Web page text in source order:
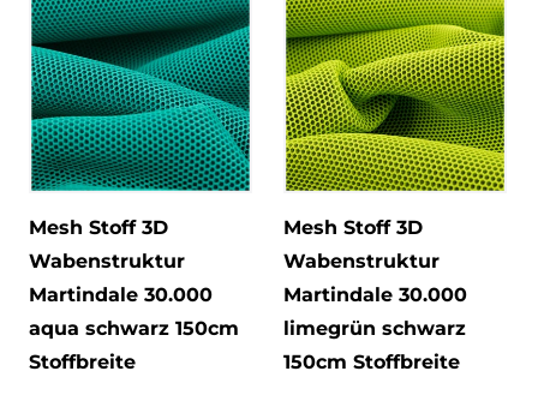
Mesh Stoff 3D
Wabenstruktur
Martindale 30.000
aqua schwarz 150cm
Stoffbreite
Mesh Stoff 3D
Wabenstruktur
Martindale 30.000
limegrün schwarz
150cm Stoffbreite